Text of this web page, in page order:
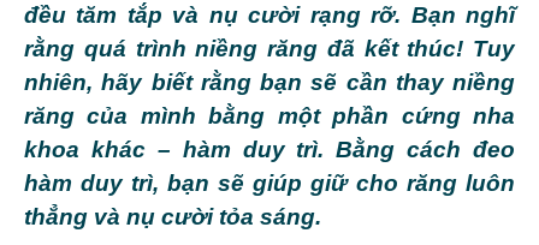
đều tăm tắp và nụ cười rạng rỡ. Bạn nghĩ
rằng quá trình niềng răng đã kết thúc! Tuy
nhiên, hãy biết rằng bạn sẽ cần thay niềng
răng của mình bằng một phần cứng nha
khoa khác – hàm duy trì. Bằng cách đeo
hàm duy trì, bạn sẽ giúp giữ cho răng luôn
thẳng và nụ cười tỏa sáng.